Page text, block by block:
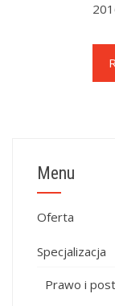
Menu
Oferta
Specjalizacja
Prawo i